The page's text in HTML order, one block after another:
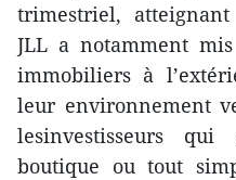
trimestriel,
JLL a notamment
immobiliers à
leur environnement
lesinvestisseurs
boutique ou tout